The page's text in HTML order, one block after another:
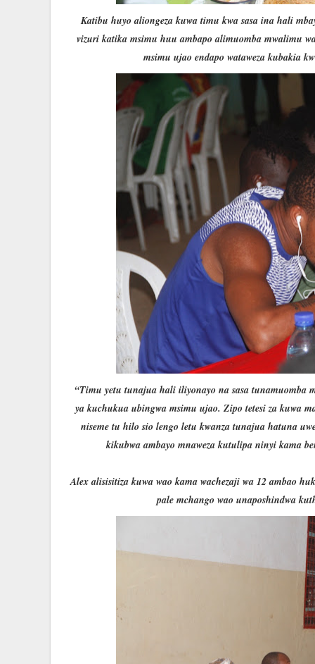
Katibu huyo aliongeza kuwa timu kwa sasa ina hali
vizuri katika msimu huu ambapo alimuomba mwalimu
msimu ujao endapo wataweza kubakia
“Timu yetu tunajua hali iliyonayo na sasa tunamuomba
ya kuchukua ubingwa msimu ujao. Zipo tetesi za kuwa
niseme tu hilo sio lengo letu kwanza tunajua hatuna
kikubwa ambayo mnaweza kutulipa ninyi kama
Alex alisisitiza kuwa wao kama wachezaji wa 12 ambao
pale mchango wao unaposhindwa